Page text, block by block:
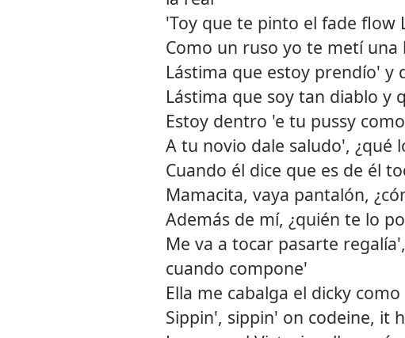
'Toy que te pinto el fade flow
Como un ruso yo te metí una
Lástima que estoy prendío' y
Lástima que soy tan diablo y
Estoy dentro 'e tu pussy
A tu novio dale saludo', ¿qué
Cuando él dice que es de él
Mamacita, vaya pantalón,
Además de mí, ¿quién te lo
Me va a tocar pasarte
cuando compone'
Ella me cabalga el dicky
Sippin', sippin' on codeine, it